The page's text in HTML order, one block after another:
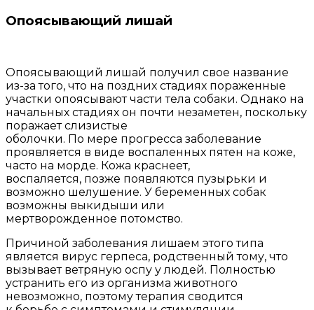
Опоясывающий лишай
Опоясывающий лишай получил свое название
из-за того, что на поздних стадиях пораженные
участки опоясывают части тела собаки. Однако на
начальных стадиях он почти незаметен, поскольку
поражает слизистые
оболочки. По мере прогресса заболевание
проявляется в виде воспаленных пятен на коже,
часто на морде. Кожа краснеет,
воспаляется, позже появляются пузырьки и
возможно шелушение. У беременных собак
возможны выкидыши или
мертворожденное потомство.
Причиной заболевания лишаем этого типа
является вирус герпеса, родственный тому, что
вызывает ветряную оспу у людей. Полностью
устранить его из организма животного
невозможно, поэтому терапия сводится